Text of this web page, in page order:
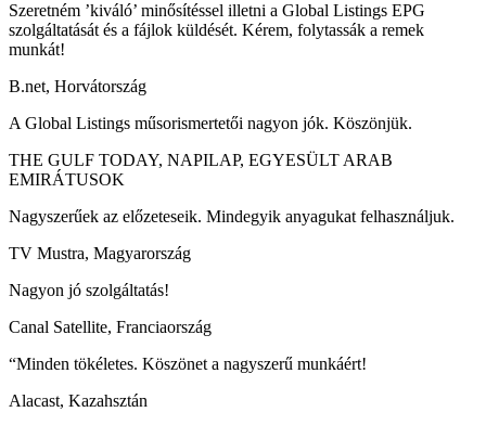
Szeretném ’kiváló’ minősítéssel illetni a Global Listings EPG
szolgáltatását és a fájlok küldését. Kérem, folytassák a remek
munkát!
B.net, Horvátország
A Global Listings műsorismertetői nagyon jók. Köszönjük.
THE GULF TODAY, NAPILAP, EGYESÜLT ARAB
EMIRÁTUSOK
Nagyszerűek az előzeteseik. Mindegyik anyagukat felhasználjuk.
TV Mustra, Magyarország
Nagyon jó szolgáltatás!
Canal Satellite, Franciaország
“Minden tökéletes. Köszönet a nagyszerű munkáért!
Alacast, Kazahsztán